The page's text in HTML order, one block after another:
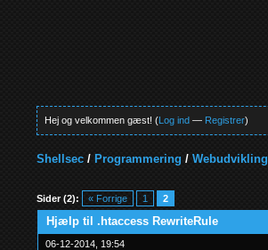
Hej og velkommen gæst! (Log ind — Registrer)
Shellsec / Programmering /Webudvikling
Sider (2): « Forrige 1 2
Hjælp til .htaccess RewriteRule
06-12-2014, 19:54